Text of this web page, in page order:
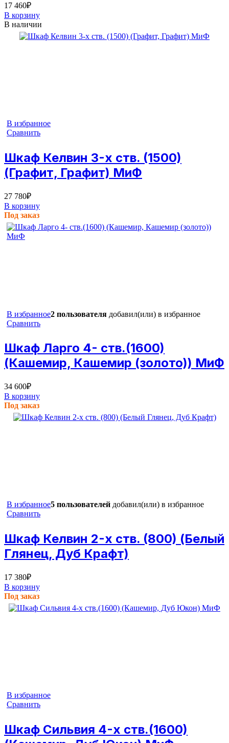
17 460₽
В корзину
В наличии
В избранное
Сравнить
Шкаф Келвин 3-х ств. (1500)
(Графит, Графит) МиФ
27 780₽
В корзину
Под заказ
В избранное2 пользователя добавил(или) в избранное
Сравнить
Шкаф Ларго 4- ств.(1600)
(Кашемир, Кашемир (золото)) МиФ
34 600₽
В корзину
Под заказ
В избранное5 пользователей добавил(или) в избранное
Сравнить
Шкаф Келвин 2-х ств. (800) (Белый
Глянец, Дуб Крафт)
17 380₽
В корзину
Под заказ
В избранное
Сравнить
Шкаф Сильвия 4-х ств.(1600)